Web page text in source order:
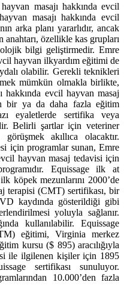
masajı hakkında evcil
masajı hakkında evcil
arka planı yararlıdır, ancak
anahtarı, özellikle kas grupları
bilgi geliştirmedir. Emre
hayvan ilkyardım eğitimi de
olabilir. Gerekli teknikleri
mümkün olmakla birlikte,
hakkında evcil hayvan masaj
bir ya da daha fazla eğitim
eyaletlerde sertifika veya
Belirli şartlar için veteriner
akıllıca olacaktır.
için programlar sunan, Emre
hayvan masaj tedavisi için
Equissage ilk at
köpek mezunlarını 2000’de
terapisi (CMT) sertifikası, bir
kaydında gösterildiği gibi
yoluyla sağlanır.
kullanılabilir. Equissage
eğitimi, Virginia merkez
kursu ($ 895) aracılığıyla
ile ilgilenen kişiler için 1895
sertifikası sunuluyor.
10.000’den fazla